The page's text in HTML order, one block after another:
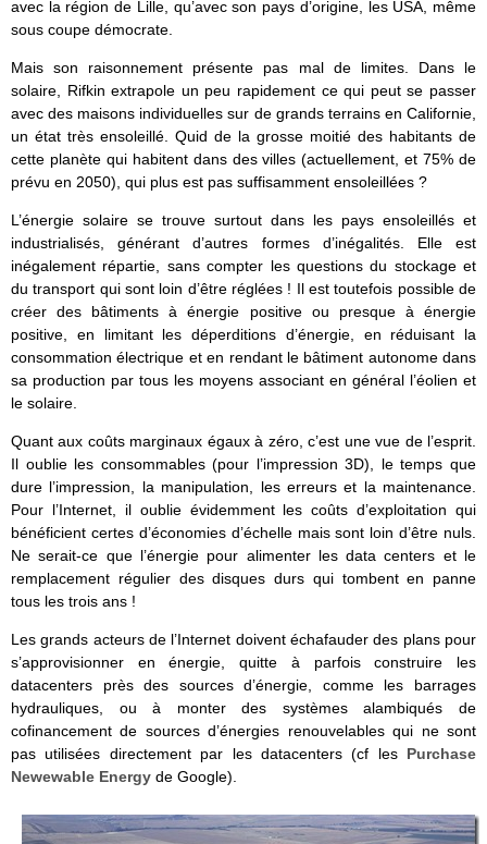
avec la région de Lille, qu’avec son pays d’origine, les USA, même
sous coupe démocrate.
Mais son raisonnement présente pas mal de limites. Dans le
solaire, Rifkin extrapole un peu rapidement ce qui peut se passer
avec des maisons individuelles sur de grands terrains en Californie,
un état très ensoleillé. Quid de la grosse moitié des habitants de
cette planète qui habitent dans des villes (actuellement, et 75% de
prévu en 2050), qui plus est pas suffisamment ensoleillées ?
L’énergie solaire se trouve surtout dans les pays ensoleillés et
industrialisés, générant d’autres formes d’inégalités. Elle est
inégalement répartie, sans compter les questions du stockage et
du transport qui sont loin d’être réglées ! Il est toutefois possible de
créer des bâtiments à énergie positive ou presque à énergie
positive, en limitant les déperditions d’énergie, en réduisant la
consommation électrique et en rendant le bâtiment autonome dans
sa production par tous les moyens associant en général l’éolien et
le solaire.
Quant aux coûts marginaux égaux à zéro, c’est une vue de l’esprit.
Il oublie les consommables (pour l’impression 3D), le temps que
dure l’impression, la manipulation, les erreurs et la maintenance.
Pour l’Internet, il oublie évidemment les coûts d’exploitation qui
bénéficient certes d’économies d’échelle mais sont loin d’être nuls.
Ne serait-ce que l’énergie pour alimenter les data centers et le
remplacement régulier des disques durs qui tombent en panne
tous les trois ans !
Les grands acteurs de l’Internet doivent échafauder des plans pour
s’approvisionner en énergie, quitte à parfois construire les
datacenters près des sources d’énergie, comme les barrages
hydrauliques, ou à monter des systèmes alambiqués de
cofinancement de sources d’énergies renouvelables qui ne sont
pas utilisées directement par les datacenters (cf les Purchase
Newewable Energy de Google).